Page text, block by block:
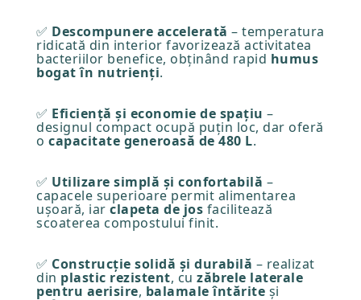
✅ Descompunere accelerată – temperatura
ridicată din interior favorizează activitatea
bacteriilor benefice, obținând rapid humus
bogat în nutrienți.
✅ Eficiență și economie de spațiu –
designul compact ocupă puțin loc, dar oferă
o capacitate generoasă de 480 L.
✅ Utilizare simplă și confortabilă –
capacele superioare permit alimentarea
ușoară, iar clapeta de jos facilitează
scoaterea compostului finit.
✅ Construcție solidă și durabilă – realizat
din plastic rezistent, cu zăbrele laterale
pentru aerisire, balamale întărite și